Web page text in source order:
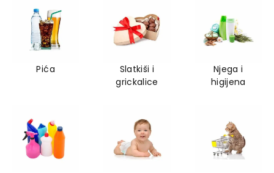
Pića
Slatkiši i
grickalice
Njega i
higijena